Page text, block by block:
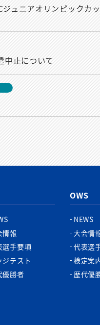
ュニアオリンピックカ
中止について
情報
選手要項
ジテスト
優勝者
OWS
NEWS
大会情
代表選
検定案
歴代優